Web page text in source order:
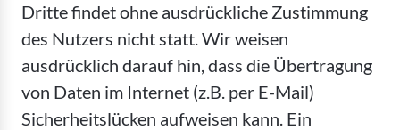
Dritte findet ohne ausdrückliche Zustimmung
des Nutzers nicht statt. Wir weisen
ausdrücklich darauf hin, dass die Übertragung
von Daten im Internet (z.B. per E-Mail)
Sicherheitslücken aufweisen kann. Ein